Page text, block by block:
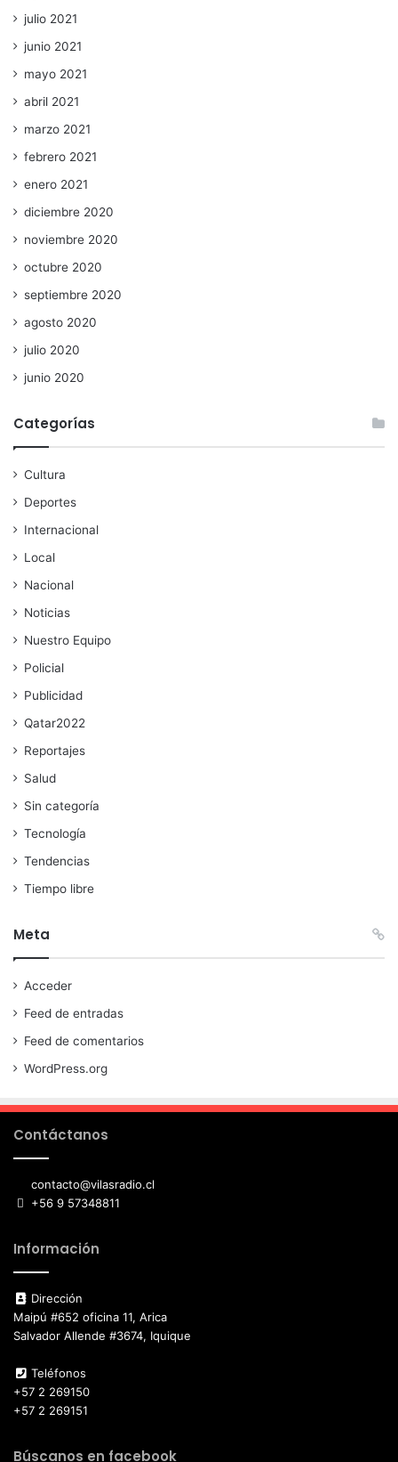
julio 2021
junio 2021
mayo 2021
abril 2021
marzo 2021
febrero 2021
enero 2021
diciembre 2020
noviembre 2020
octubre 2020
septiembre 2020
agosto 2020
julio 2020
junio 2020
Categorías
Cultura
Deportes
Internacional
Local
Nacional
Noticias
Nuestro Equipo
Policial
Publicidad
Qatar2022
Reportajes
Salud
Sin categoría
Tecnología
Tendencias
Tiempo libre
Meta
Acceder
Feed de entradas
Feed de comentarios
WordPress.org
Contáctanos
contacto@vilasradio.cl
+56 9 57348811
Información
Dirección
Maipú #652 oficina 11, Arica
Salvador Allende #3674, Iquique
Teléfonos
+57 2 269150
+57 2 269151
Búscanos en facebook